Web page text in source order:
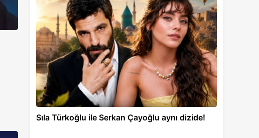
Sıla Türkoğlu ile Serkan Çayoğlu aynı dizide!